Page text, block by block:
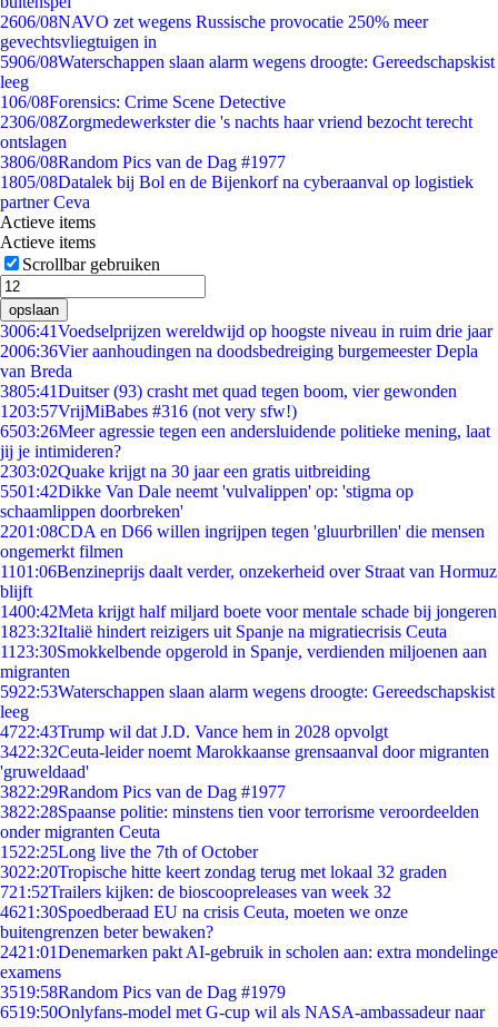
2606/08NAVO zet wegens Russische provocatie 250% meer
gevechtsvliegtuigen in
5906/08Waterschappen slaan alarm wegens droogte: Gereedschapskist
leeg
106/08Forensics: Crime Scene Detective
2306/08Zorgmedewerkster die 's nachts haar vriend bezocht terecht
ontslagen
3806/08Random Pics van de Dag #1977
1805/08Datalek bij Bol en de Bijenkorf na cyberaanval op logistiek
partner Ceva
Actieve items
Actieve items
Scrollbar gebruiken
opslaan
3006:41Voedselprijzen wereldwijd op hoogste niveau in ruim drie jaar
2006:36Vier aanhoudingen na doodsbedreiging burgemeester Depla
van Breda
3805:41Duitser (93) crasht met quad tegen boom, vier gewonden
1203:57VrijMiBabes #316 (not very sfw!)
6503:26Meer agressie tegen een andersluidende politieke mening, laat
jij je intimideren?
2303:02Quake krijgt na 30 jaar een gratis uitbreiding
5501:42Dikke Van Dale neemt 'vulvalippen' op: 'stigma op
schaamlippen doorbreken'
2201:08CDA en D66 willen ingrijpen tegen 'gluurbrillen' die mensen
ongemerkt filmen
1101:06Benzineprijs daalt verder, onzekerheid over Straat van Hormuz
blijft
1400:42Meta krijgt half miljard boete voor mentale schade bij jongeren
1823:32Italië hindert reizigers uit Spanje na migratiecrisis Ceuta
11 23:30Smokkelbende opgerold in Spanje, verdienden miljoenen aan
migranten
5922:53Waterschappen slaan alarm wegens droogte: Gereedschapskist
leeg
4722:43Trump wil dat J.D. Vance hem in 2028 opvolgt
3422:32Ceuta-leider noemt Marokkaanse grensaanval door migranten
'gruweldaad'
3822:29Random Pics van de Dag #1977
3822:28Spaanse politie: minstens tien voor terrorisme veroordeelden
onder migranten Ceuta
1522:25Long live the 7th of October
3022:20Tropische hitte keert zondag terug met lokaal 32 graden
721:52Trailers kijken: de bioscoopreleases van week 32
4621:30Spoedberaad EU na crisis Ceuta, moeten we onze
buitengrenzen beter bewaken?
2421:01Denemarken pakt AI-gebruik in scholen aan: extra mondelinge
examens
3519:58Random Pics van de Dag #1979
6519:50Onlyfans-model met G-cup wil als NASA-ambassadeur naar